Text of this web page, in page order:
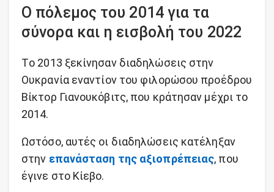
Ο πόλεμος του 2014 για τα
σύνορα και η εισβολή του 2022
Tο 2013 ξεκίνησαν διαδηλώσεις στην
Ουκρανία εναντίον του φιλορώσου προέδρου
Βίκτορ Γιανουκόβιτς, που κράτησαν μέχρι το
2014.
Ωστόσο, αυτές οι διαδηλώσεις κατέληξαν
στην επανάσταση της αξιοπρέπειας, που
έγινε στο Κίεβο.